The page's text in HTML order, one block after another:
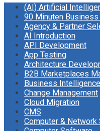
(AI) Artificial
90 Minuten Business
Agency & Partner
AI Introduction
API Development
App Testing
Architecture
B2B Marketplaces
Business Intelligence
Change Management
Cloud Migration
CMS
Computer & Network